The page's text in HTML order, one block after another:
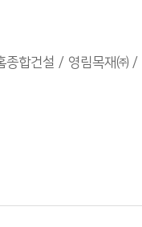
종합건설 영림목재㈜